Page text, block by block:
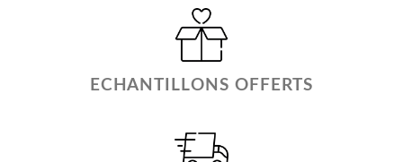
ECHANTILLONS OFFERTS